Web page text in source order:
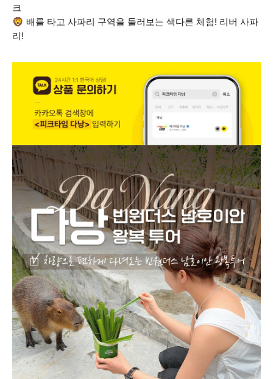
크
🦁 배를 타고 사파리 구역을 둘러보는 색다른 체험! 리버 사파
리!